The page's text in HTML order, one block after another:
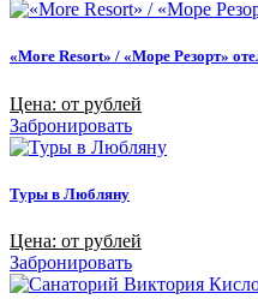
«More Resort» / «Море Резорт»
Цена: от рублей
Забронировать
Туры в Любляну
Цена: от рублей
Забронировать